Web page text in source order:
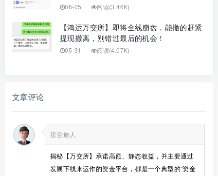
06-05 阅读(3.46K)
【鸿运万交所】即将全线崩盘，能撤的赶紧
提现撤离，别错过最后的机会！
05-31 阅读(4.07K)
文章评论
星空旅人
揭秘【万交所】承诺高额、静态收益，并主要通过
发展下线来运作的资金平台，都是一个典型的“资金